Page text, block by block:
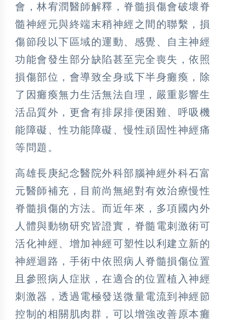
會，林宥潤醫師解釋，脊髓損傷會破壞脊
髓神經元與終端末稍神經之間的聯繫，損
傷節段以下區域的運動、感覺、自主神經
功能會發生部分缺陷甚至完全喪失，依照
損傷部位，會導致全身或下半身癱瘓，除
了因癱瘓無力生活無法自理，嚴重影響生
活品質外，更會有排尿排便困難、呼吸機
能障礙、性功能障礙、慢性頑固性神經痛
等問題。
高雄長庚紀念醫院外科部腦神經外科石富
元醫師補充，目前尚無絕對有效治療慢性
脊髓損傷的方法。而近年來，多項國內外
人體與動物研究皆證實，脊髓電刺激術可
活化神經、增加神經可塑性以利建立新的
神經迴路，手術中依照病人脊髓損傷位置
且參照病人症狀，在適合的位置植入神經
刺激器，透過電極發送微量電流到神經節
控制的相關肌肉群，可以增強改善原本癱